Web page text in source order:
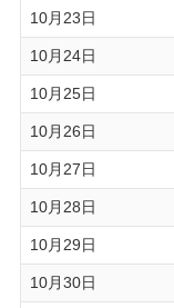
10月23日
10月24日
10月25日
10月26日
10月27日
10月28日
10月29日
10月30日